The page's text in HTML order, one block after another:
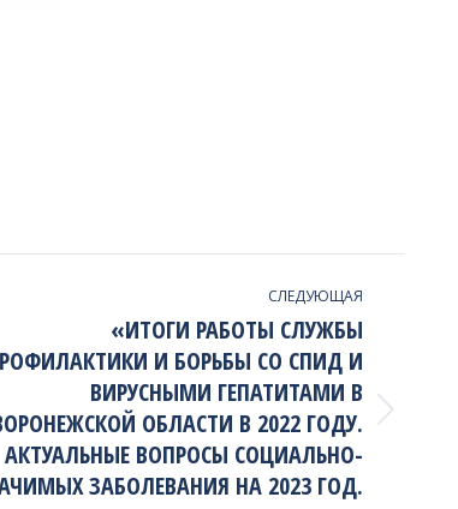
СЛЕДУЮЩАЯ
«ИТОГИ РАБОТЫ СЛУЖБЫ
И БОРЬБЫ СО СПИД И
ВИРУСНЫМИ ГЕПАТИТАМИ В
ОБЛАСТИ В 2022 ГОДУ.
АКТУАЛЬНЫЕ ВОПРОСЫ СОЦИАЛЬНО-
ЗАБОЛЕВАНИЯ НА 2023 ГОД.